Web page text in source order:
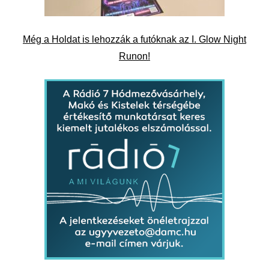
Még a Holdat is lehozzák a futóknak az I. Glow Night
Runon!